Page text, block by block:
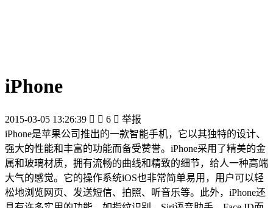
iPhone
2015-03-05 13:26:39   6  举报
iPhone是苹果公司推出的一款智能手机，它以其独特的设计、
强大的性能和丰富的功能而备受赞誉。iPhone采用了精美的金
属和玻璃材质，拥有流畅的曲线和精致的细节，给人一种高端
大气的感觉。它的操作系统iOS也非常简单易用，用户可以轻
松地浏览网页、发送短信、拍照、听音乐等。此外，iPhone还